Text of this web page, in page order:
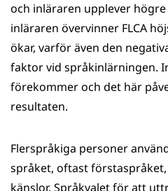
och inläraren upplever högre
inläraren övervinner FLCA
ökar, varför även den
faktor vid språkinlärningen.
förekommer och det här
resultaten.
Flerspråkiga personer
språket, oftast
känslor. Språkvalet för att